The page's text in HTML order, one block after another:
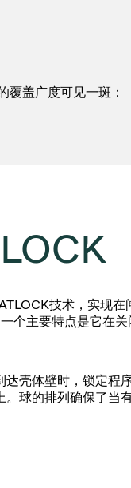
覆盖广度可见一斑：
技术，实现
个主要特点是它在
达壳体壁时，锁定程
。球的排列确保了当